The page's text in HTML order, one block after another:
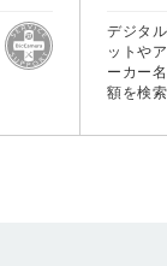
デジタ
ットや
ーカー
額を検